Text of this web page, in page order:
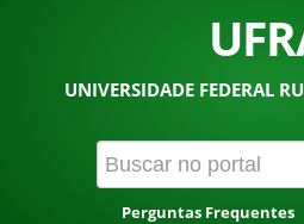
UNIVERSIDADE FEDERAL
Perguntas Frequentes